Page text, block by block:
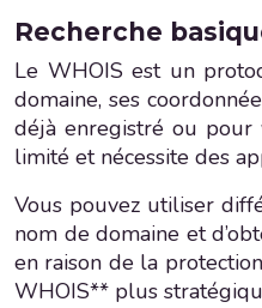
Recherche
Le WHOIS est un
domaine, ses
déjà enregistré ou pour
limité et nécessite des
Vous pouvez utiliser
nom de domaine et
en raison de la
WHOIS** plus